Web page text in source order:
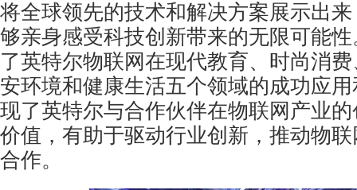
将全球领先的技术和解决方案展示出
够亲身感受科技创新带来的无限可能
了英特尔物联网在现代教育、时尚消
安环境和健康生活五个领域的成功应
现了英特尔与合作伙伴在物联网产业
价值，有助于驱动行业创新，推动物
合作。